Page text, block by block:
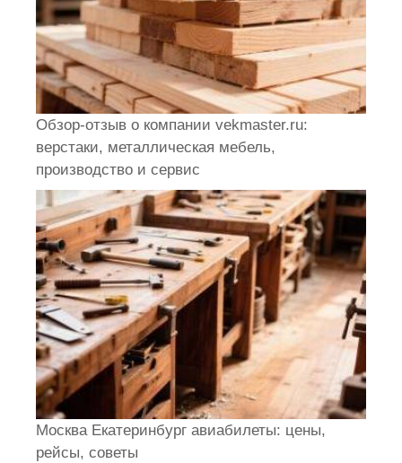
Обзор-отзыв о компании vekmaster.ru:
верстаки, металлическая мебель,
производство и сервис
Москва Екатеринбург авиабилеты: цены,
рейсы, советы